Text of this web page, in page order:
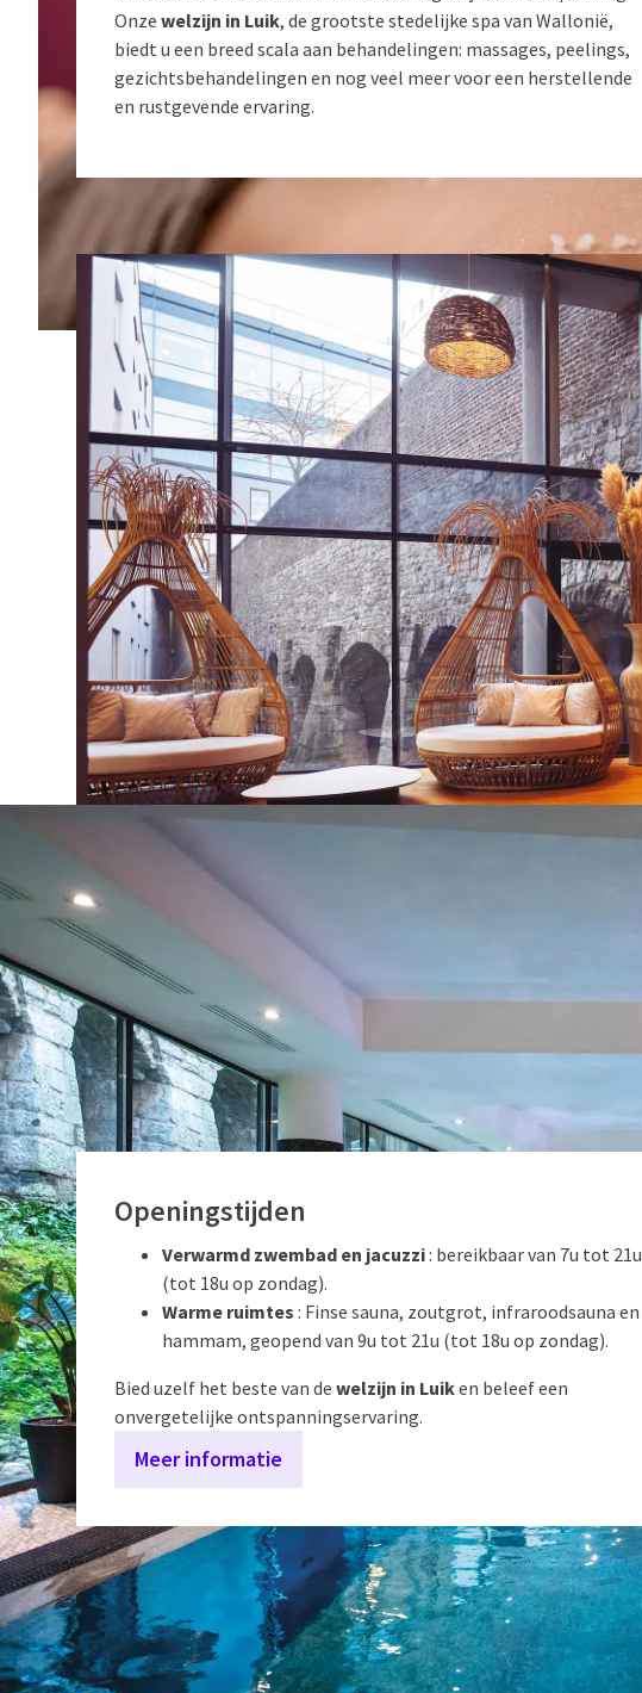
Onze welzijn in Luik, de grootste stedelijke spa van Wallonië,
biedt u een breed scala aan behandelingen: massages, peelings,
gezichtsbehandelingen en nog veel meer voor een herstellende
en rustgevende ervaring.
Openingstijden
Verwarmd zwembad en jacuzzi: bereikbaar van 7u tot 21u
(tot 18u op zondag).
Warme ruimtes : Finse sauna, zoutgrot, infraroodsauna en
hammam, geopend van 9u tot 21u (tot 18u op zondag).
Bied uzelf het beste van de welzijn in Luiken beleef een
onvergetelijke ontspanningservaring.
Meer informatie